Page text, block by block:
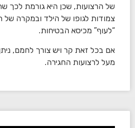
של הרצועות, שכן היא גורמת לכך
צמודות לגופו של הילד ובמקרה של
“לעוף” מכיסא הבטיחות.
אם בכל זאת קר ויש צורך לחמם,
מעל לרצועות החגירה.